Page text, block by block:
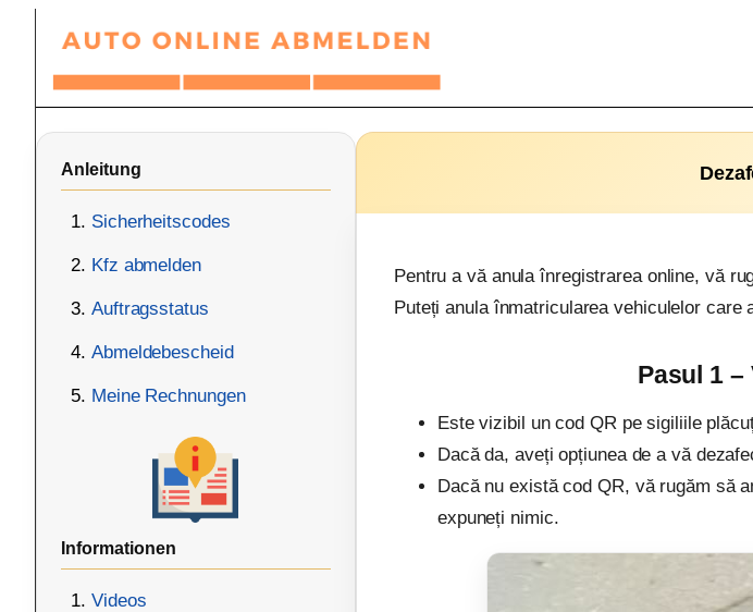
springen
Anleitung
Sicherheitscodes
Kfz abmelden
Auftragsstatus
Abmeldebescheid
Meine Rechnungen
Informationen
Videos
Pentru a vă anula înregistrarea online, vă
Puteți anula înmatricularea vehiculelor
Pasul 1
Este vizibil un cod QR pe ​​sigiliile
Dacă da, aveți opțiunea de a vă
Dacă nu există cod QR, vă rugăm să
expuneți nimic.